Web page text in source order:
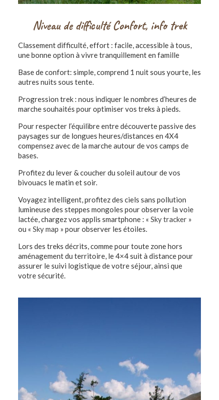
Niveau de difficulté Confort, info trek
Classement difficulté, effort : facile, accessible à tous,
une bonne option à vivre tranquillement en famille
Base de confort: simple, comprend 1 nuit sous yourte, les
autres nuits sous tente.
Progression trek : nous indiquer le nombres d’heures de
marche souhaités pour optimiser vos treks à pieds.
Pour respecter l’équilibre entre découverte passive des
paysages sur de longues heures/distances en 4X4
compensez avec de la marche autour de vos camps de
bases.
Profitez du lever & coucher du soleil autour de vos
bivouacs le matin et soir.
Voyagez intelligent, profitez des ciels sans pollution
lumineuse des steppes mongoles pour observer la voie
lactée, chargez vos applis smartphone : « Sky tracker»
ou « Sky map » pour observer les étoiles.
Lors des treks décrits, comme pour toute zone hors
aménagement du territoire, le 4×4 suit à distance pour
assurer le suivi logistique de votre séjour, ainsi que
votre sécurité.